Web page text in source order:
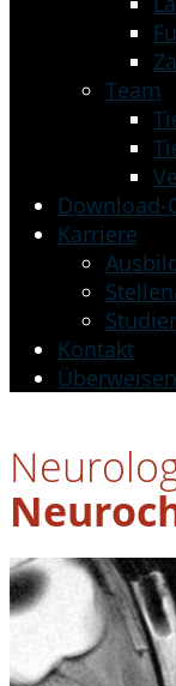
Team
Download-
Karriere
Kontakt